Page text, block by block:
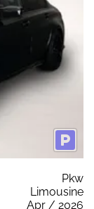
Pkw
Limousine
Apr / 2026